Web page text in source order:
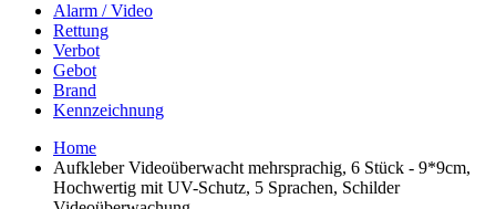
Alarm / Video
Rettung
Verbot
Gebot
Brand
Kennzeichnung
Home
Aufkleber Videoüberwacht mehrsprachig, 6 Stück - 9*9cm,
Hochwertig mit UV-Schutz, 5 Sprachen, Schilder